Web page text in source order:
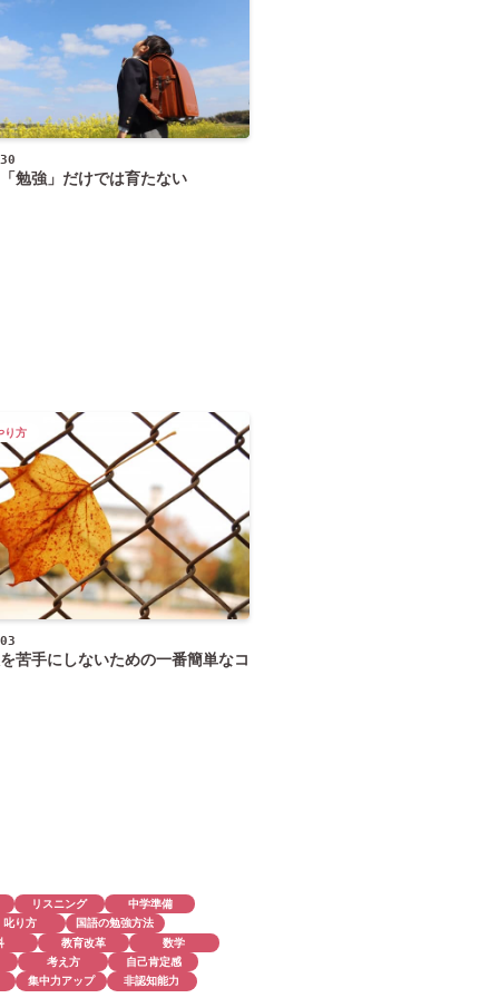
勉強」だけでは育たない
苦手にしないための一番簡単なコ
り方
リスニング
中学準備
叱り方
国語の勉強方法
教育改革
数学
考え方
自己肯定感
集中力アップ
非認知能力